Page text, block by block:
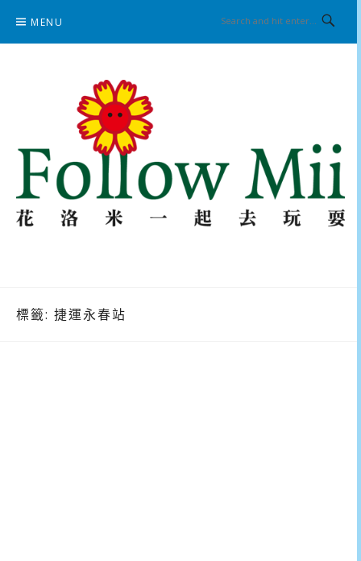
content
MENU
標籤: 捷運永春站